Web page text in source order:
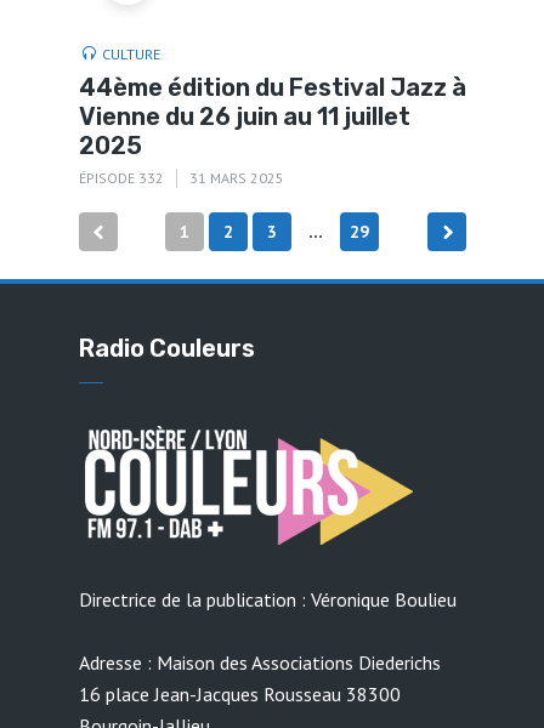
CULTURE
44ème édition du Festival Jazz à
Vienne du 26 juin au 11 juillet
2025
ÉPISODE 332 31 MARS 2025
Pagination
des
publications
1 2 3 … 29
Radio Couleurs
Directrice de la publication : Véronique Boulieu
Adresse : Maison des Associations Diederichs
16 place Jean-Jacques Rousseau 38300